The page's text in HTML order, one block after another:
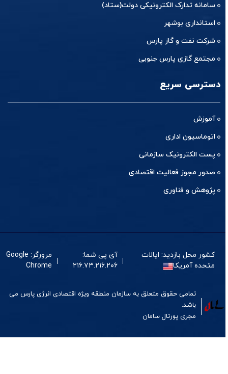
سامانه تدارک الکترونیکی دولت(ستاد)
استانداری بوشهر
شرکت نفت و گاز پارس
مجتمع گازی پارس جنوبی
دسترسی سریع
آموزش
اتوماسیون اداری
پست الکترونیک سازمانی
صدور مجوز فعالیت اقتصادی
پژوهش و فناوری
کشور محل بازدید: ایالات
متحده آمریکا
آی پی شما:
۲۱۶.۷۳.۲۱۶.۲۰۶
مرورگر: Google
Chrome
تمامی حقوق متعلق به سازمان منطقه ویژه اقتصادی انرژی پارس می
باشد.
مجری پورتال سامان